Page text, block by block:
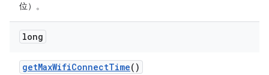
位）。
long
getMaxWifiConnectTime()